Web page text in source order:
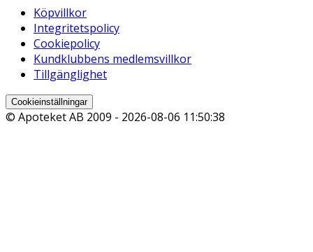
Köpvillkor
Integritetspolicy
Cookiepolicy
Kundklubbens medlemsvillkor
Tillgänglighet
Cookieinställningar
© Apoteket AB 2009 - 2026-08-06 11:50:38